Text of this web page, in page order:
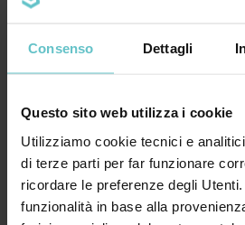
Consenso Dettagli
Questo sito web utilizza i cookie
Utilizziamo cookie tecnici e
di terze parti per far funzionare
ricordare le preferenze degli
funzionalità in base alla
Telefono*